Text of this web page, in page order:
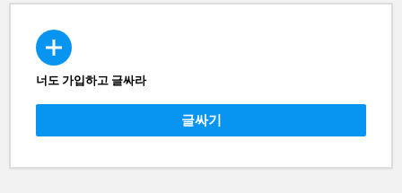
CREATE
너도 가입하고 글싸라
글싸기